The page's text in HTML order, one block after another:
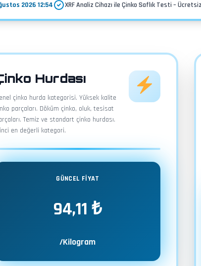
2026 12:54 XRF Analiz Cihazı ile Çinko Saflık Testi –
Hurdası
çinko hurda kategorisi. Yüksek kalite
parçaları. Döküm çinko, oluk, tesisat
Temiz ve standart çinko hurdası.
en değerli kategori.
GÜNCEL FİYAT
94,11 ₺
/Kilogram